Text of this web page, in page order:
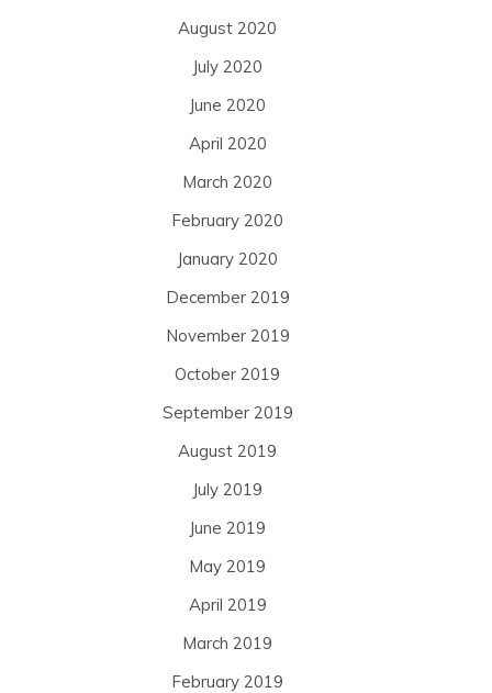
August 2020
July 2020
June 2020
April 2020
March 2020
February 2020
January 2020
December 2019
November 2019
October 2019
September 2019
August 2019
July 2019
June 2019
May 2019
April 2019
March 2019
February 2019